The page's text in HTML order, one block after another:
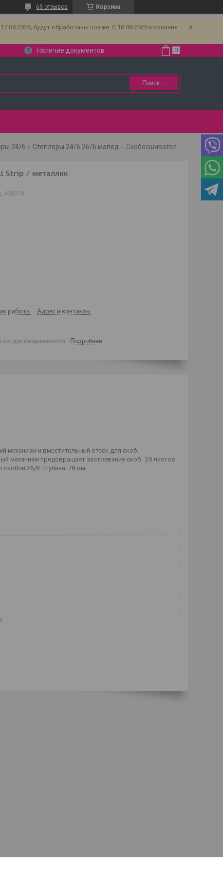
Корзина
69 отзывов
будут обработаны позже. С 18.08.2026 компания
Наличие документов
Поиск...
24/6 Степлеры 24/6 26/6 мапед
Strip / металлик
450910
работы Адрес и контакты
по договоренности Подробнее
механизм и вместительный отсек для скоб.
механизм предовращает застревание скоб. 20 листов
26/8. Глубина: 78 мм.